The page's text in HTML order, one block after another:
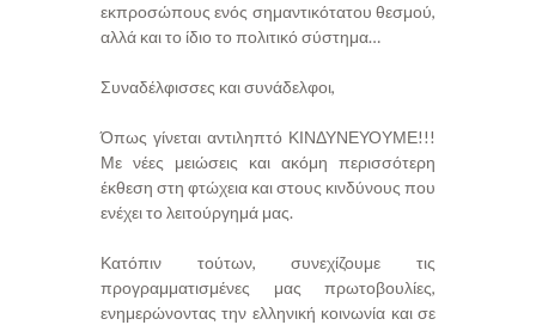
εκπροσώπους ενός σημαντικότατου θεσμού,
αλλά και το ίδιο το πολιτικό σύστημα…
Συναδέλφισσες και συνάδελφοι,
Όπως γίνεται αντιληπτό ΚΙΝΔΥΝΕΥΟΥΜΕ!!!
Με νέες μειώσεις και ακόμη περισσότερη
έκθεση στη φτώχεια και στους κινδύνους που
ενέχει το λειτούργημά μας.
Κατόπιν τούτων, συνεχίζουμε τις
προγραμματισμένες μας πρωτοβουλίες,
ενημερώνοντας την ελληνική κοινωνία και σε